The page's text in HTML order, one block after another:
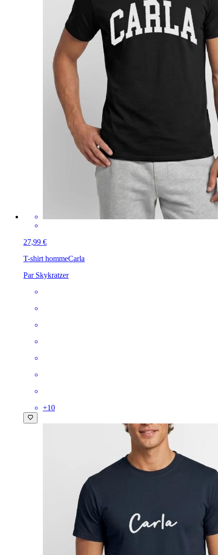
27,99 €
T-shirt hommeCarla
Par Skykratzer
+10